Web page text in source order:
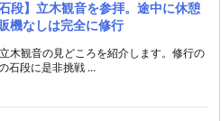
段】立木観音を参拝。途中に休憩
機なしは完全に修行
木観音の見どころを紹介します。修行の
石段に是非挑戦 ...